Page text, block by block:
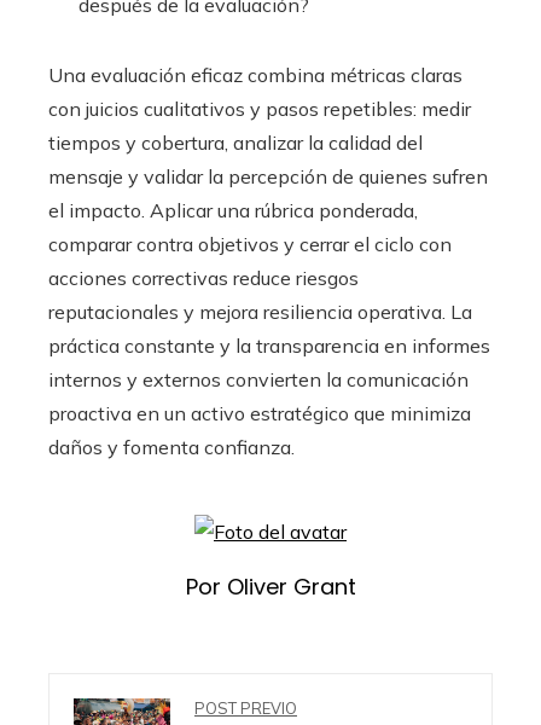
después de la evaluación?
Una evaluación eficaz combina métricas claras
con juicios cualitativos y pasos repetibles: medir
tiempos y cobertura, analizar la calidad del
mensaje y validar la percepción de quienes sufren
el impacto. Aplicar una rúbrica ponderada,
comparar contra objetivos y cerrar el ciclo con
acciones correctivas reduce riesgos
reputacionales y mejora resiliencia operativa. La
práctica constante y la transparencia en informes
internos y externos convierten la comunicación
proactiva en un activo estratégico que minimiza
daños y fomenta confianza.
Por Oliver Grant
POST PREVIO